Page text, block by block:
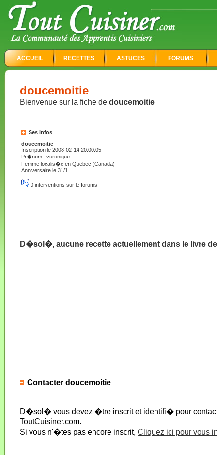
ACCUEIL RECETTES ASTUCES FORUMS
doucemoitie
Bienvenue sur la fiche de doucemoitie
Ses infos
doucemoitie
Inscription le 2008-02-14 20:00:05
Pr�nom : veronique
Femme localis�e en Quebec (Canada)
Anniversaire le 31/1
0 interventions sur le forums
D�sol�, aucune recette actuellement dans le livre
Contacter doucemoitie
D�sol� vous devez �tre inscrit et identifi� pour
ToutCuisiner.com.
Si vous n'�tes pas encore inscrit, Cliquez ici pour vous